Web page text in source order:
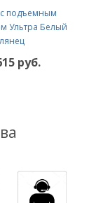
с подъемным
Ультра Белый
руб.